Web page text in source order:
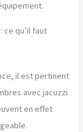
ce qu’il faut
il est pertinent
avec jacuzzi
en effet